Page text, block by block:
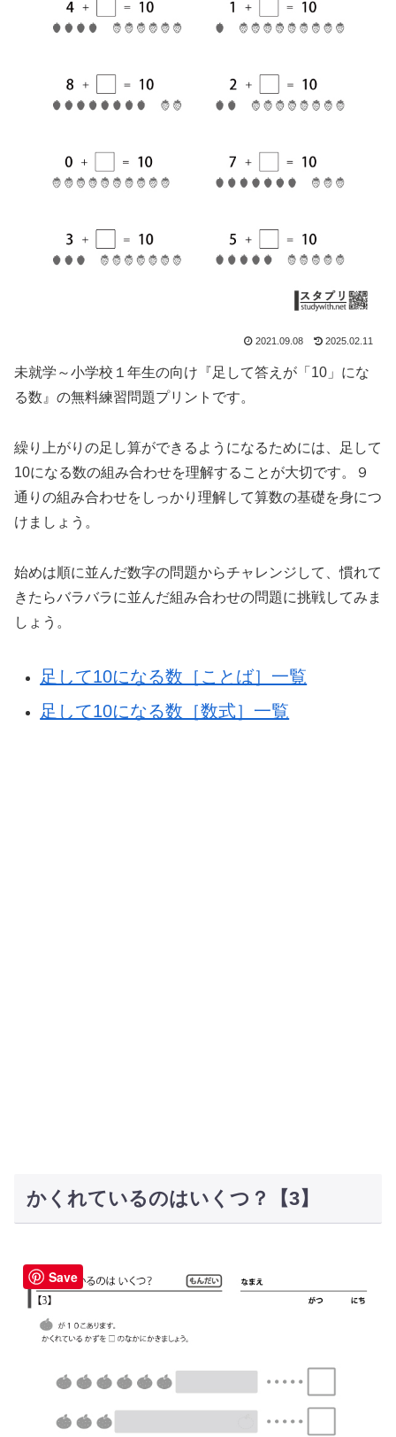
2021.09.08 2025.02.11
未就学～小学校１年生の向け『足して答えが「10」にな
る数』の無料練習問題プリントです。
繰り上がりの足し算ができるようになるためには、足して
10になる数の組み合わせを理解することが大切です。９
通りの組み合わせをしっかり理解して算数の基礎を身につ
けましょう。
始めは順に並んだ数字の問題からチャレンジして、慣れて
きたらバラバラに並んだ組み合わせの問題に挑戦してみま
しょう。
足して10になる数［ことば］一覧
足して10になる数［数式］一覧
かくれているのはいくつ？【3】
Save